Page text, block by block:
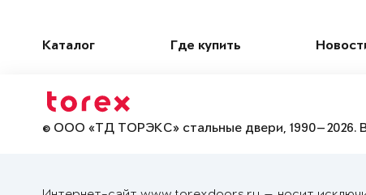
Каталог Где купить
© ООО «ТД ТОРЭКС» стальные двери, 1990—2026.